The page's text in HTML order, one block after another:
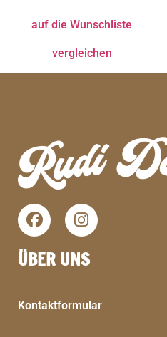
auf die Wunschliste
vergleichen
ÜBER UNS
Kontaktformular